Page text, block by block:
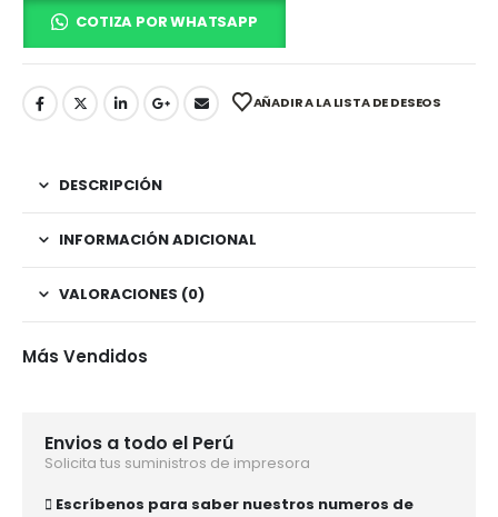
COTIZA POR WHATSAPP
AÑADIR A LA LISTA DE DESEOS
DESCRIPCIÓN
INFORMACIÓN ADICIONAL
VALORACIONES (0)
Más Vendidos
Envios a todo el Perú
Solicita tus suministros de impresora
Escríbenos para saber nuestros numeros de